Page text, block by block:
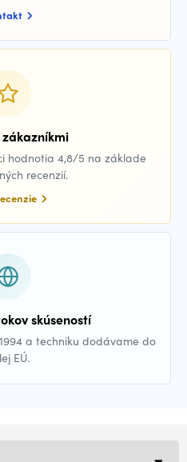
hodnotia 4,8/5 na základe
recenzií.
skúseností
a techniku dodávame do
EÚ.